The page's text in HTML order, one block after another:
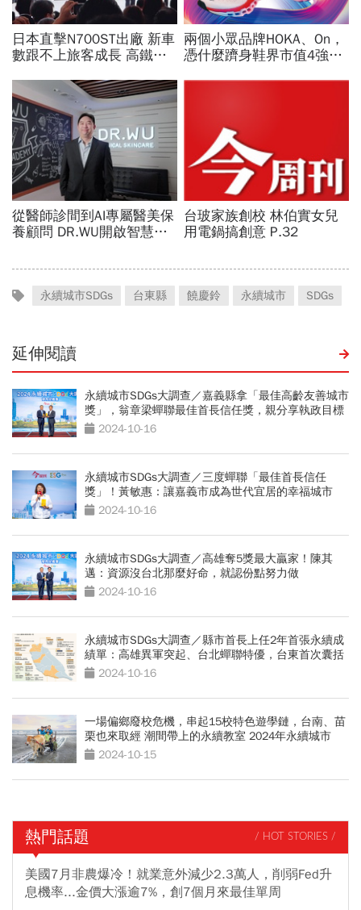
永續城市SDGs 台東縣 饒慶鈴 永續城市 SDGs
延伸閱讀
永續城市SDGs大調查／嘉義縣拿「最佳高齡友善城市
獎」，翁章梁蟬聯最佳首長信任獎，親分享執政目標
2024-10-16
永續城市SDGs大調查／三度蟬聯「最佳首長信任
獎」！黃敏惠：讓嘉義市成為世代宜居的幸福城市
2024-10-16
永續城市SDGs大調查／高雄奪5獎最大贏家！陳其
邁：資源沒台北那麼好命，就認份點努力做
2024-10-16
永續城市SDGs大調查／縣市首長上任2年首張永續成
績單：高雄異軍突起、台北蟬聯特優，台東首次囊括
2大獎2024-10-16
一場偏鄉廢校危機，串起15校特色遊學鏈，台南、苗
栗也來取經 潮間帶上的永續教室 2024年永續城市
SDGs大調查
2024-10-15
熱門話題 / HOT STORIES /
美國7月非農爆冷！就業意外減少2.3萬人，削弱Fed升
息機率...金價大漲逾7%，創7個月來最佳單周